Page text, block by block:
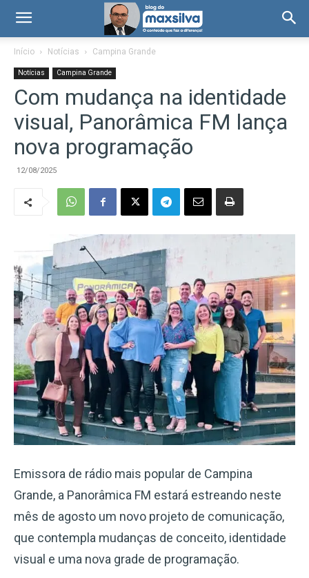
Início Notícias Campina Grande
Notícias Campina Grande
Com mudança na identidade
visual, Panorâmica FM lança
nova programação
12/08/2025
Emissora de rádio mais popular de Campina
Grande, a Panorâmica FM estará estreando neste
mês de agosto um novo projeto de comunicação,
que contempla mudanças de conceito, identidade
visual e uma nova grade de programação.